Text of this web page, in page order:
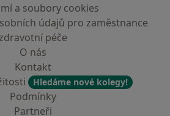
a soubory cookies
údajů pro zaměstnance
péče
O nás
Kontakt
Hledáme nové kolegy!
Podmínky
Partneři